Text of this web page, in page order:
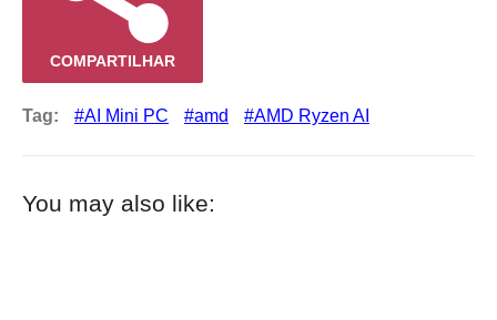
COMPARTILHAR
Tag: AI Mini PC amd AMD Ryzen AI
You may also like: